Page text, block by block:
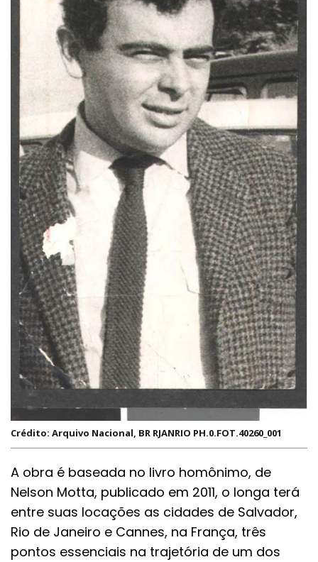
Crédito: Arquivo Nacional, BR RJANRIO PH.0.FOT.40260_001
A obra é baseada no livro homônimo, de
Nelson Motta, publicado em 2011, o longa terá
entre suas locações as cidades de Salvador,
Rio de Janeiro e Cannes, na França, três
pontos essenciais na trajetória de um dos